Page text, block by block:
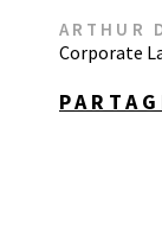
ARTHUR
Corporate